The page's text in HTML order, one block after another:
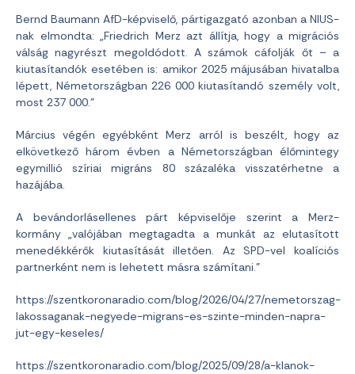
Bernd Baumann AfD-képviselő, pártigazgató azonban a NIUS-
nak elmondta: „Friedrich Merz azt állítja, hogy a migrációs
válság nagyrészt megoldódott. A számok cáfolják őt – a
kiutasítandók esetében is: amikor 2025 májusában hivatalba
lépett, Németországban 226 000 kiutasítandó személy volt,
most 237 000.”
Március végén egyébként Merz arról is beszélt, hogy az
elkövetkező három évben a Németországban élőmintegy
egymillió szíriai migráns 80 százaléka visszatérhetne a
hazájába.
A bevándorlásellenes párt képviselője szerint a Merz-
kormány „valójában megtagadta a munkát az elutasított
menedékkérők kiutasítását illetően. Az SPD-vel koalíciós
partnerként nem is lehetett másra számítani.”
https://szentkoronaradio.com/blog/2026/04/27/nemetorszag-
lakossaganak-negyede-migrans-es-szinte-minden-napra-
jut-egy-keseles/
https://szentkoronaradio.com/blog/2025/09/28/a-klanok-